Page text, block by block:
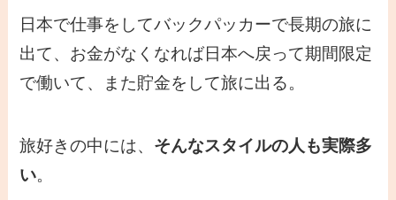
日本で仕事をしてバックパッカーで長期の旅に
出て、お金がなくなれば日本へ戻って期間限定
で働いて、また貯金をして旅に出る。
旅好きの中には、 そんなスタイルの人も実際多
い。